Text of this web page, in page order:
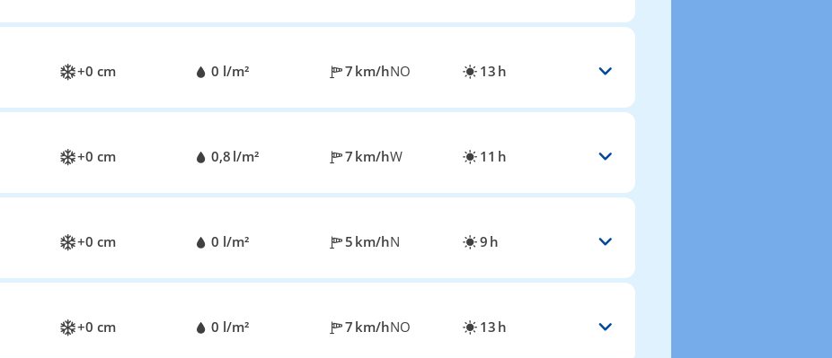
+0 cm 0 l/m² 7 km/hNO 13 h
+0 cm 0,8 l/m² 7 km/hW 11 h
+0 cm 0 l/m² 5 km/hN 9 h
+0 cm 0 l/m² 7 km/hNO 13 h